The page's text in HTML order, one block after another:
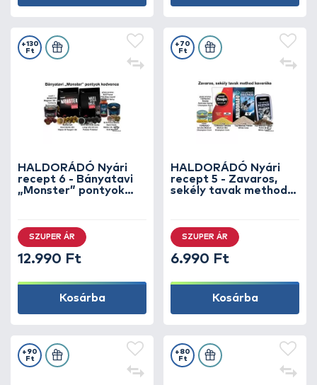
HALDORÁDÓ Nyári
recept 6 - Bányatavi
„Monster” pontyok
+130
Ft
SZUPER ÁR
12.990 Ft
Kosárba
HALDORÁDÓ Nyári
recept 5 - Zavaros,
sekély tavak method
+70
Ft
SZUPER ÁR
6.990 Ft
Kosárba
+90
Ft
+80
Ft